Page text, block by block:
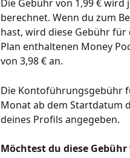
Die Gebühr von 1,99 €
berechnet. Wenn du zum
hast, wird diese Gebühr für
Plan enthaltenen Money
von 3,98 € an.
Die Kontoführungsgebühr
Monat ab dem Startdatum
deines Profils angegeben.
Möchtest du diese